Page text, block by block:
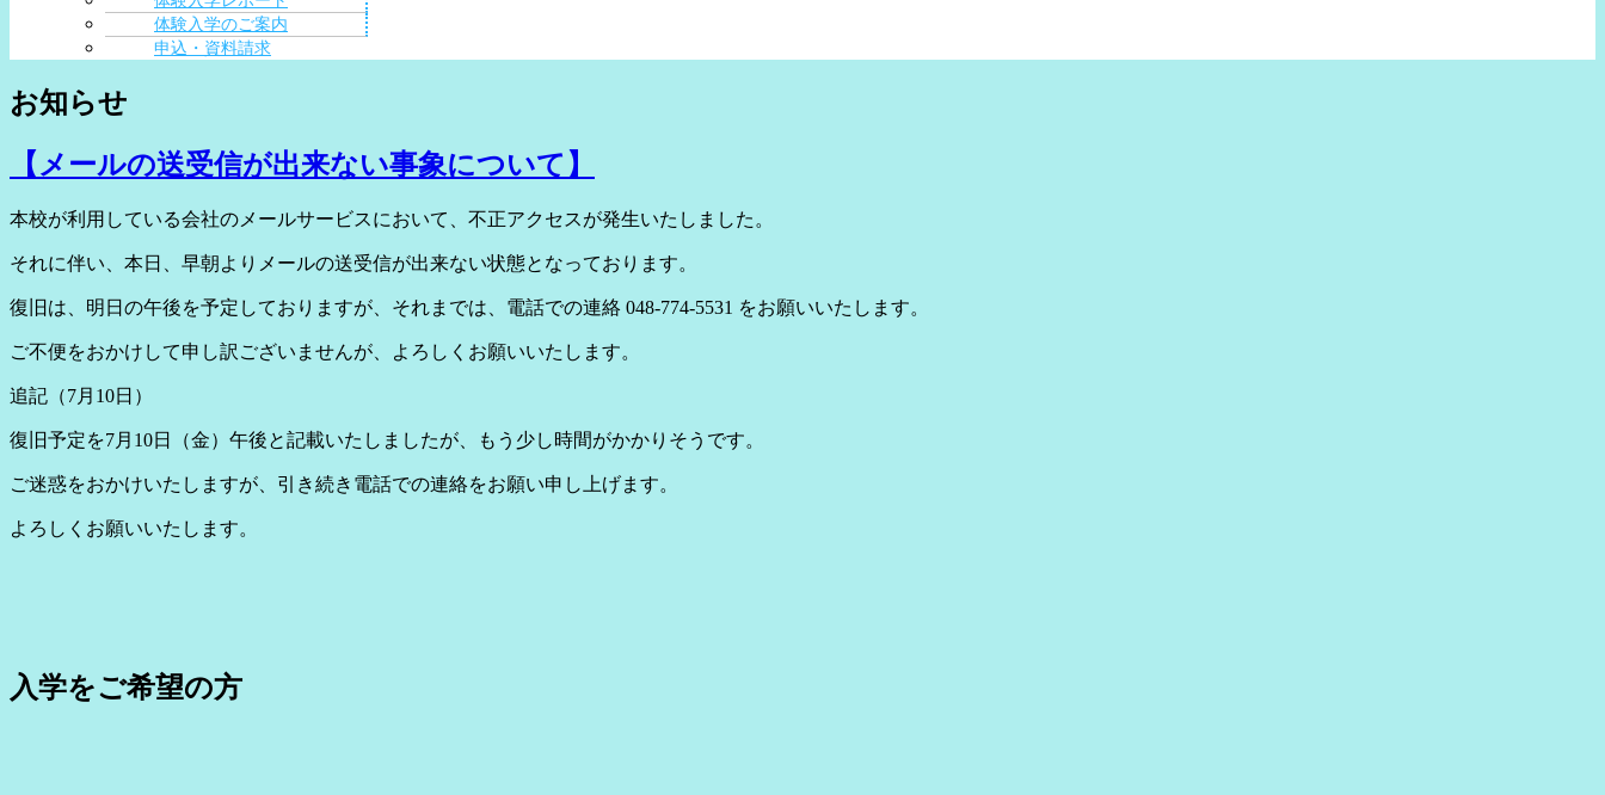
体験入学のご案内
申込・資料請求
お知らせ
【メールの送受信が出来ない事象について】
本校が利用している会社のメールサービスにおいて、不正アクセスが発生いたしました。
それに伴い、本日、早朝よりメールの送受信が出来ない状態となっております。
復旧は、明日の午後を予定しておりますが、それまでは、電話での連絡 048-774-5531 をお願いいたします。
ご不便をおかけして申し訳ございませんが、よろしくお願いいたします。
追記（7月10日）
復旧予定を7月10日（金）午後と記載いたしましたが、もう少し時間がかかりそうです。
ご迷惑をおかけいたしますが、引き続き電話での連絡をお願い申し上げます。
よろしくお願いいたします。
入学をご希望の方